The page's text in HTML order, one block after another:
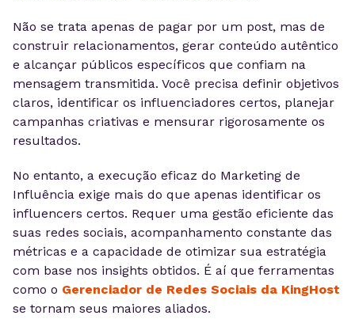
Não se trata apenas de pagar por um post, mas de
construir relacionamentos, gerar conteúdo autêntico
e alcançar públicos específicos que confiam na
mensagem transmitida. Você precisa definir objetivos
claros, identificar os influenciadores certos, planejar
campanhas criativas e mensurar rigorosamente os
resultados.
No entanto, a execução eficaz do Marketing de
Influência exige mais do que apenas identificar os
influencers certos. Requer uma gestão eficiente das
suas redes sociais, acompanhamento constante das
métricas e a capacidade de otimizar sua estratégia
com base nos insights obtidos. É aí que ferramentas
como o Gerenciador de Redes Sociais da KingHost
se tornam seus maiores aliados.